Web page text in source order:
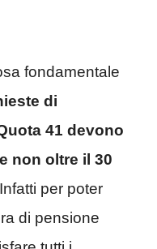
fondamentale
di
41 devono
non oltre il 30
per poter
di pensione